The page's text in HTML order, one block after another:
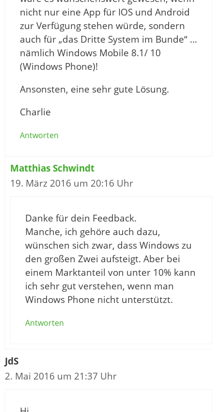
nicht nur eine App für IOS und Android
zur Verfügung stehen würde, sondern
auch für „das Dritte System im Bunde“ …
nämlich Windows Mobile 8.1/ 10
(Windows Phone)!
Ansonsten, eine sehr gute Lösung.
Charlie
Antworten
Matthias Schwindt
19. März 2016 um 20:16 Uhr
Danke für dein Feedback.
Manche, ich gehöre auch dazu,
wünschen sich zwar, dass Windows zu
den großen Zwei aufsteigt. Aber bei
einem Marktanteil von unter 10% kann
ich sehr gut verstehen, wenn man
Windows Phone nicht unterstützt.
Antworten
JdS
2. Mai 2016 um 21:37 Uhr